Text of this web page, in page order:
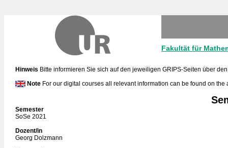
Fakultät für
Hinweis Bitte informieren Sie sich auf den jeweiligen GRIPS-Seiten über
Note For our digital courses all relevant information can be found on the
Semester
SoSe 2021
Dozent/in
Georg Dolzmann